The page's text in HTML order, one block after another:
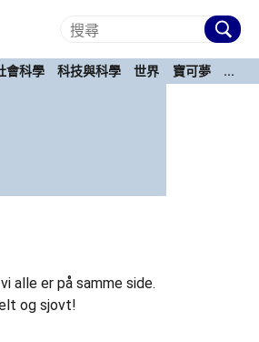
會科學 科技與科學 世界 寶可夢 ...
alle er på samme side.
og sjovt!